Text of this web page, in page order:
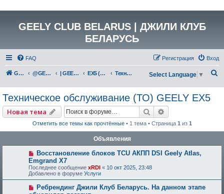
GEELY CLUB BELARUS | ДЖИЛИ КЛУБ
БЕЛАРУСЬ
FAQ Вход
Регистрация
GEELY Club Belarus @GEELYCLUBBY | GEELY EV EX5 (E245) Техническое обслуживание (ТО) GEELY EX5 Select Language ▼
Техническое обслуживание (ТО) GEELY EX5
Новая тема Поиск
Отметить все темы как прочтённые• 1 тема • Страница 1 из 1
Объявления
Восстановление блоков TCU АКПП DSI Geely Atlas,
Emgrand X7
Последнее сообщение xRDI « 10 окт 2025, 23:48
Добавлено в форуме Услуги
Ребрендинг Джили Клуб Беларусь. На данном этапе